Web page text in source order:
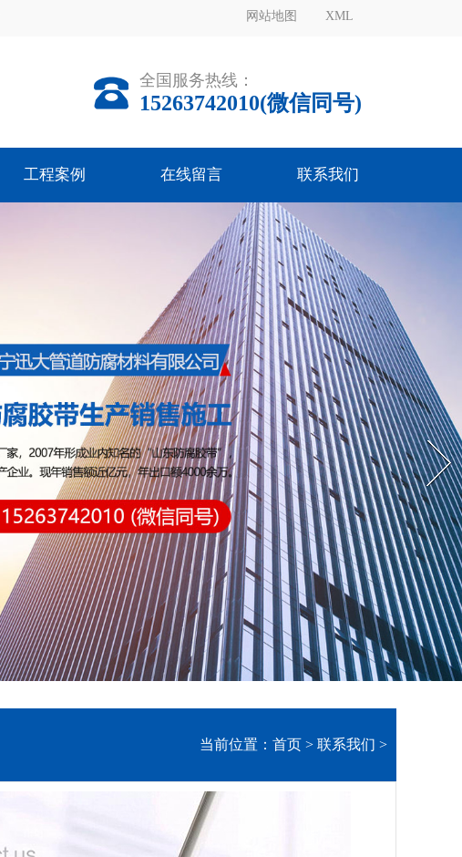
XML
网站地图
全国服务热线：
15263742010(微信同号)
工程案例 在线留言 联系我们
Next
当前位置： 首页 > 联系我们 >